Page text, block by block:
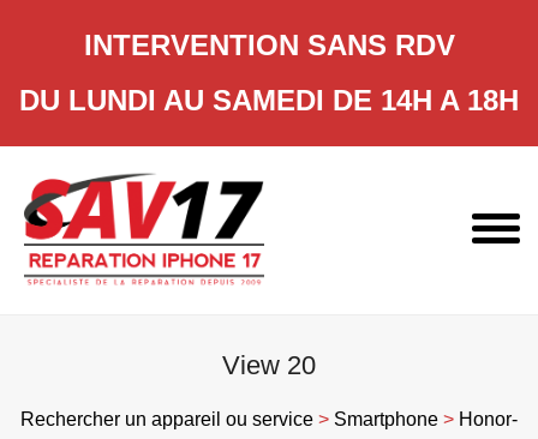
INTERVENTION SANS RDV
DU LUNDI AU SAMEDI DE 14H A 18H
content
View 20
Rechercher un appareil ou service > Smartphone > Honor-